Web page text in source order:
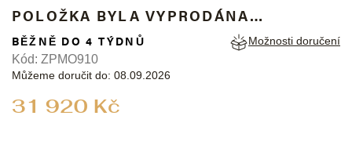
POLOŽKA BYLA VYPRODÁNA…
31 920 Kč
BĚŽNĚ DO 4 TÝDNŮ
Můžeme doručit do: 08.09.2026
Možnosti doručení
Kód: ZPMO910